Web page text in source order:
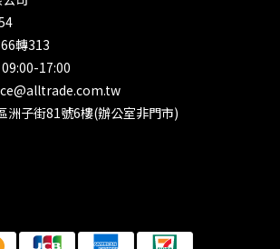
轉313
17:00
洲子街81號6樓(辦公室非門市)